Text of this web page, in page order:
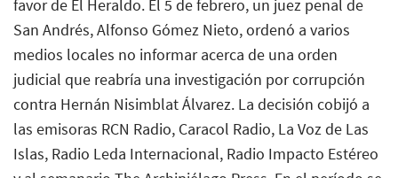
favor de El Heraldo. El 5 de febrero, un juez penal de
San Andrés, Alfonso Gómez Nieto, ordenó a varios
medios locales no informar acerca de una orden
judicial que reabría una investigación por corrupción
contra Hernán Nisimblat Álvarez. La decisión cobijó a
las emisoras RCN Radio, Caracol Radio, La Voz de Las
Islas, Radio Leda Internacional, Radio Impacto Estéreo